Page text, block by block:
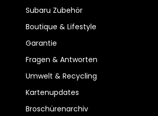
Subaru Zubehör
Boutique & Lifestyle
Garantie
Fragen & Antworten
Umwelt & Recycling
Kartenupdates
Broschürenarchiv